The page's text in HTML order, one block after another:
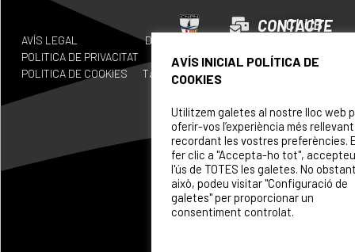
CONTACTE
GENERAL
WATERPOLO
RUGBY
rugby@cnpoblenou.cat
NATACIÓ
ARTÍSTICA
CLUB
ON
SOM
AVÍS LEGAL
POLITICA DE PRIVACITAT
POLITICA DE COOKIES
Disseny
by
Tactic.c
AVÍS INICIAL POLÍTICA DE
COOKIES
Utilitzem galetes al nostre lloc web
oferir-vos l’experiència més rellevant
recordant les vostres preferències.
fer clic a "Accepta-ho tot", accepteu
l'ús de TOTES les galetes. No
això, podeu visitar "Configuració de
galetes" per proporcionar un
consentiment controlat.